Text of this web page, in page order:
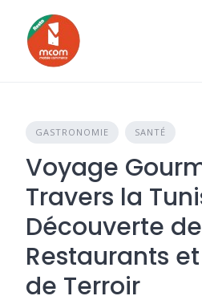
content
GASTRONOMIE SANTÉ
Voyage
Travers la
Découverte
Restaurants
de Terroir